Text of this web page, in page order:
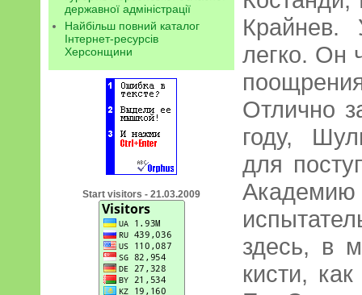
державної адміністрації
Найбільш повний каталог
Інтернет-ресурсів
Херсонщини
Start visitors - 21.03.2009
Крайнев.
легко. Он
Отлично
году,
для
здесь, в
кисти,